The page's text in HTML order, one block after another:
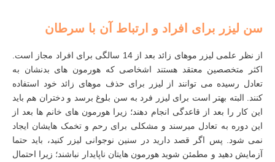
سن لیزر برای افراد و ارتباط آن با سرطان
از نظر علمی لیزر موهای زائد بعد از 14 سالگی برای افراد مجاز است.
اکثر متخصصین معتقد هستند اشخاصی که هورمون های بدنشان به
تعادل رسیده می توانند از لیزر برای حذف موهای زائد خود استفاده
کنند. البته بهتر است برای لیزر فرد به سن بلوغ برسد و دختران هم باید
این کار را بعد از قاعدگی انجام دهند؛ زیرا هورمون های خانم ها بعد از
این دوره به تعادل میرسند و مشکلی برای رحم و تخمک هایشان ایجاد
نمی شود. پس اگر قصد دارید در سنین نوجوانی لیزر کنید، باید حتما
آزمایش دهید و مطمئن شوید هورمون هایتان ناپایدار نباشند؛ زیرا احتمال